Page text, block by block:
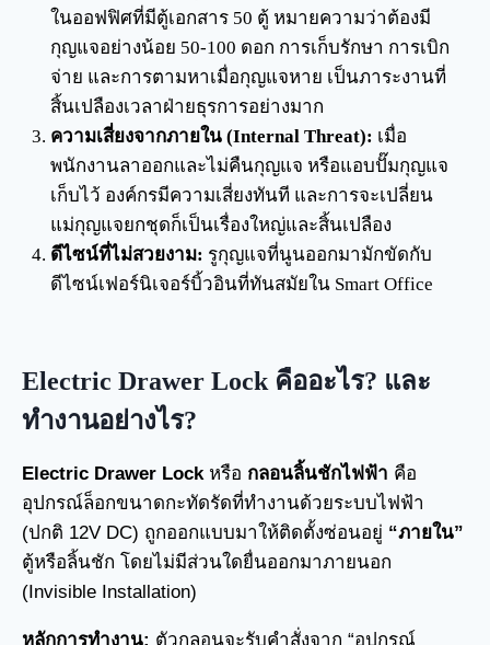
ในออฟฟิศที่มีตู้เอกสาร 50 ตู้ หมายความว่าต้องมี
กุญแจอย่างน้อย 50-100 ดอก การเก็บรักษา การเบิก
จ่าย และการตามหาเมื่อกุญแจหาย เป็นภาระงานที่
สิ้นเปลืองเวลาฝ่ายธุรการอย่างมาก
ความเสี่ยงจากภายใน (Internal Threat): เมื่อ
พนักงานลาออกและไม่คืนกุญแจ หรือแอบปั๊มกุญแจ
เก็บไว้ องค์กรมีความเสี่ยงทันที และการจะเปลี่ยน
แม่กุญแจยกชุดก็เป็นเรื่องใหญ่และสิ้นเปลือง
ดีไซน์ที่ไม่สวยงาม: รูกุญแจที่นูนออกมามักขัดกับ
ดีไซน์เฟอร์นิเจอร์บิ้วอินที่ทันสมัยใน Smart Office
Electric Drawer Lock คืออะไร? และ
ทำงานอย่างไร?
Electric Drawer Lockหรือ กลอนลิ้นชักไฟฟ้า คือ
อุปกรณ์ล็อกขนาดกะทัดรัดที่ทำงานด้วยระบบไฟฟ้า
(ปกติ 12V DC) ถูกออกแบบมาให้ติดตั้งซ่อนอยู่ “ภายใน”
ตู้หรือลิ้นชัก โดยไม่มีส่วนใดยื่นออกมาภายนอก
(Invisible Installation)
หลักการทำงาน: ตัวกลอนจะรับคำสั่งจาก “อุปกรณ์